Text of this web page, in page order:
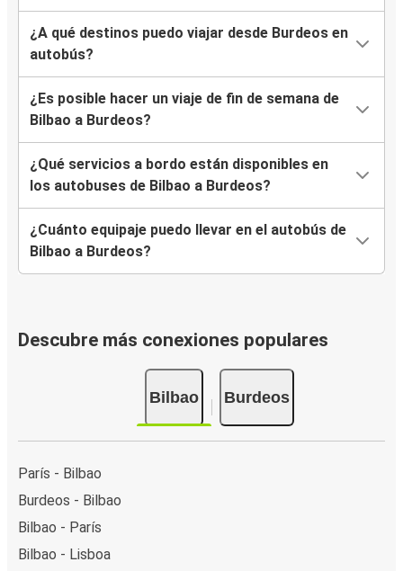
¿A qué destinos puedo viajar desde Burdeos en
autobús?
¿Es posible hacer un viaje de fin de semana de
Bilbao a Burdeos?
¿Qué servicios a bordo están disponibles en
los autobuses de Bilbao a Burdeos?
¿Cuánto equipaje puedo llevar en el autobús de
Bilbao a Burdeos?
Descubre más conexiones populares
Bilbao Burdeos
París - Bilbao
Burdeos - Bilbao
Bilbao - París
Bilbao - Lisboa